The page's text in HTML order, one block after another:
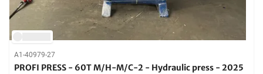
A1-40979-27
PROFI PRESS - 60T M/H-M/C-2 - Hydraulic press - 2025